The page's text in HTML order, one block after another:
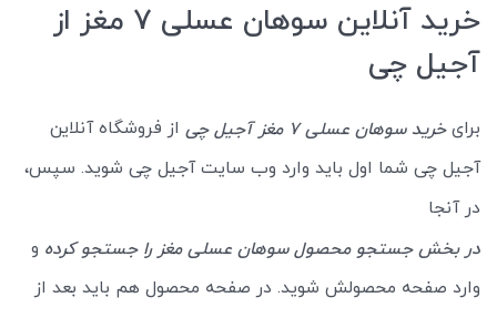
خرید آنلاین سوهان عسلی 7 مغز از
آجیل چی
برایخرید سوهان عسلی 7 مغز آجیل چی
از فروشگاه آنلاین
آجیل چی شما اول باید وارد وب سایت آجیل چی شوید. سپس،
در آنجا
در بخش جستجو محصول سوهان عسلی مغز را جستجو کرده و
وارد صفحه محصولش شوید. در صفحه محصول هم باید بعد از